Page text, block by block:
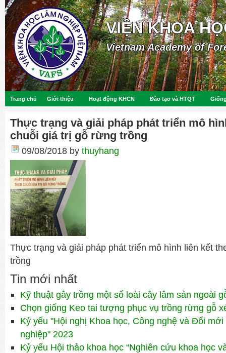
VIỆN KHOA
Vietnam Academy of
Trang chủ Giới thiệu Hoạt động KHCN Đào tạo và HTQT
Thực trạng và giải pháp phát triển mô
chuỗi giá trị gỗ rừng trồng
09/08/2018 by thuyhang
Thực trạng và giải pháp phát triển mô hình liên kết
trồng
Tin mới nhất
Kỹ thuật gây trồng một số loài cây lâm sản ngoài
Chọn giống Keo tai tượng phục vụ trồng rừng gỗ
Kỷ yếu "Hội nghị Khoa học, Công nghệ và Đổi
nghiệp" 2023
Kỷ yếu Hội thảo khoa học “Nghiên cứu khoa học